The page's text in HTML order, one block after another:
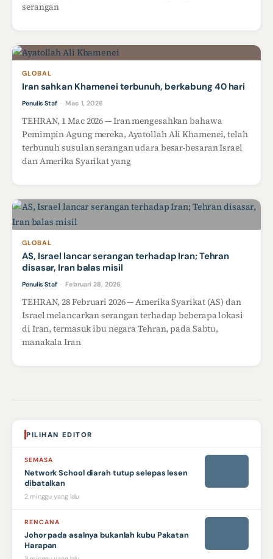
serangan
GLOBAL
Iran sahkan Khamenei terbunuh, berkabung 40 hari
Penulis Staf · Mac 1, 2026
TEHRAN, 1 Mac 2026 — Iran mengesahkan bahawa
Pemimpin Agung mereka, Ayatollah Ali Khamenei, telah
terbunuh susulan serangan udara besar-besaran Israel
dan Amerika Syarikat yang
GLOBAL
AS, Israel lancar serangan terhadap Iran; Tehran
disasar, Iran balas misil
Penulis Staf · Februari 28, 2026
TEHRAN, 28 Februari 2026 — Amerika Syarikat (AS) dan
Israel melancarkan serangan terhadap beberapa lokasi
di Iran, termasuk ibu negara Tehran, pada Sabtu,
manakala Iran
PILIHAN EDITOR
SEMASA
Network School diarah tutup selepas lesen
dibatalkan
2 minggu yang lalu
RENCANA
Johor pada asalnya bukanlah kubu Pakatan
Harapan